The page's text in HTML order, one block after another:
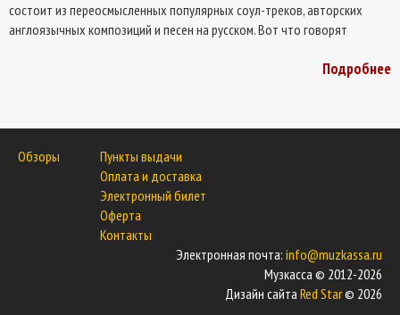
состоит из переосмысленных популярных соул-треков, авторских
англоязычных композиций и песен на русском . Вот что говорят
очередь, интеллектуального слушателя: любителей соул и фанкПодробнее
Обзоры
Пункты выдачи
Оплата и доставка
Электронный билет
Оферта
Контакты
Электронная почта: info@muzkassa.ru
Музкасса © 2012-2026
Дизайн сайта Red Star© 2026